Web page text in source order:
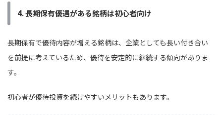
4. 長期保有優遇がある銘柄は初心者向け
長期保有で優待内容が増える銘柄は、企業としても長い付き合い
を前提に考えているため、優待を安定的に継続する傾向がありま
す。
初心者が優待投資を続けやすいメリットもあります。